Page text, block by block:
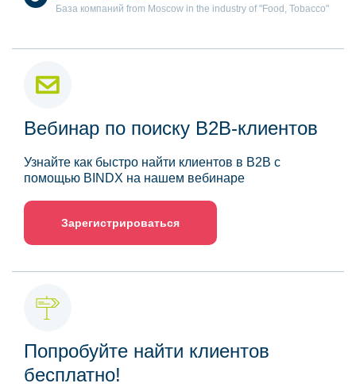
База компаний from Moscow in the industry of "Food, Tobacco"
Вебинар по поиску B2B-клиентов
Узнайте как быстро найти клиентов в B2B с
помощью BINDX на нашем вебинаре
Зарегистрироваться
Попробуйте найти клиентов
бесплатно!